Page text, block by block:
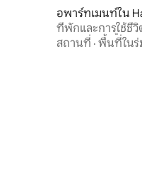
อพาร์ทเมนท์ใน
ที่พักและการใช้ชีวิ
น่า, สระว่ายน้ำแล
สถานที่ · พื้นที่ในร่